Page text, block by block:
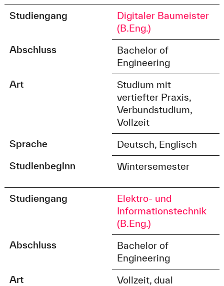
Studiengang
Digitaler Baumeister
(B.Eng.)
Abschluss
Bachelor of
Engineering
Art
Studium mit
vertiefter Praxis,
Verbundstudium,
Vollzeit
Sprache
Deutsch, Englisch
Studienbeginn
Wintersemester
Studiengang
Elektro- und
Informationstechnik
(B.Eng.)
Abschluss
Bachelor of
Engineering
Art
Vollzeit, dual